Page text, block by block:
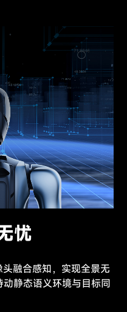
忧
融合感知，实现全景无
静态语义环境与目标同